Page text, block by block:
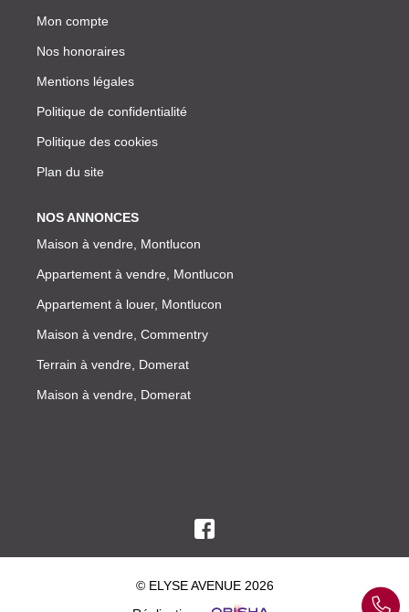
Mon compte
Nos honoraires
Mentions légales
Politique de confidentialité
Politique des cookies
Plan du site
NOS ANNONCES
Maison à vendre, Montlucon
Appartement à vendre, Montlucon
Appartement à louer, Montlucon
Maison à vendre, Commentry
Terrain à vendre, Domerat
Maison à vendre, Domerat
© ELYSE AVENUE 2026